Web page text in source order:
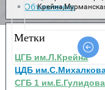
Объявления
Метки
ЦГБ им.Л.Крейна
ЦДБ
СГБ 1 им.Е.Гулидова